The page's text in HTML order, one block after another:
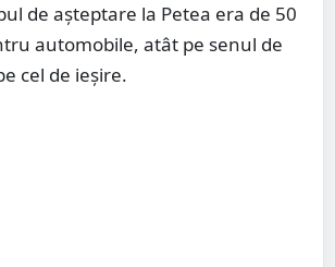
de așteptare la Petea era de 50
automobile, atât pe senul de
cel de ieșire.